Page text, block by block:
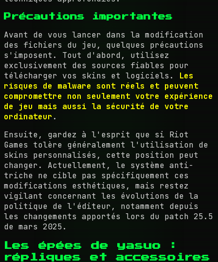
Précautions importantes
Avant de vous lancer dans la modification
des fichiers du jeu, quelques précautions
s'imposent. Tout d'abord, utilisez
exclusivement des sources fiables pour
télécharger vos skins et logiciels. Les
risques de malware sont réels et peuvent
compromettre non seulement votre expérience
de jeu mais aussi la sécurité de votre
ordinateur .
Ensuite, gardez à l'esprit que si Riot
Games tolère généralement l'utilisation de
skins personnalisés, cette position peut
changer. Actuellement, le système anti-
triche ne cible pas spécifiquement ces
modifications esthétiques, mais restez
vigilant concernant les évolutions de la
politique de l'éditeur, notamment depuis
les changements apportés lors du patch 25.5
de mars 2025.
Les épées de yasuo :
répliques et accessoires